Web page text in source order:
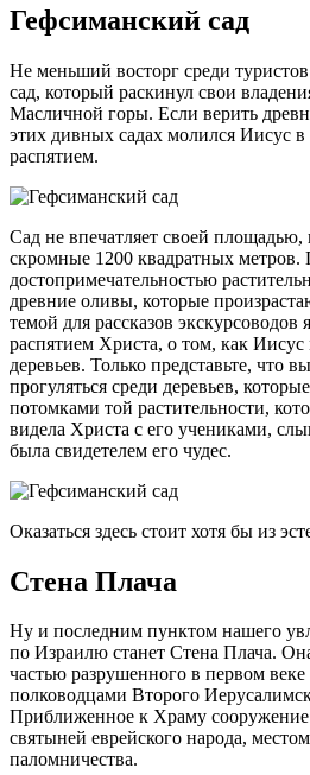
Гефсиманский сад
Не меньший восторг среди
сад, который раскинул свои
Масличной горы. Если верить
этих дивных садах молился Иисус в
распятием.
Сад не впечатляет своей площадью,
скромные 1200 квадратных метров.
достопримечательностью
древние оливы, которые
темой для рассказов экскурсоводов
распятием Христа, о том, как Иисус
деревьев. Только представьте, что
прогуляться среди деревьев,
потомками той растительности,
видела Христа с его учениками,
была свидетелем его чудес.
Оказаться здесь стоит хотя бы из
Стена Плача
Ну и последним пунктом нашего
по Израилю станет Стена Плача.
частью разрушенного в первом
полководцами Второго
Приближенное к Храму сооружение
святыней еврейского народа,
паломничества.